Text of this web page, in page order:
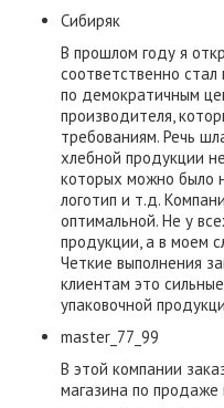
Сибиряк
В прошлом году я
соответственно стал
по демократичным
производителя,
требованиям. Речь
хлебной продукции
которых можно было
логотип и т.д.
оптимальной. Не у
продукции, а в моем
Четкие выполнения
клиентам это
упаковочной
master_77_99
В этой компании
магазина по продаже